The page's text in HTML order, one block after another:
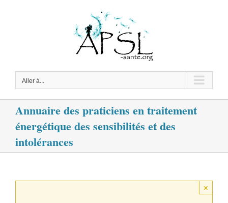
Aller à...
Annuaire des praticiens en traitement
énergétique des sensibilités et des
intolérances
×